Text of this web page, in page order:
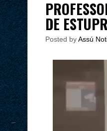
DE
Posted byAssú